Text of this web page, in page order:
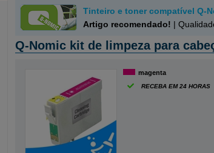
Tinteiro e toner compatível Q-
Artigo recomendado! |
Q-Nomic kit de limpeza para
magenta
RECEBA EM 24 HORAS